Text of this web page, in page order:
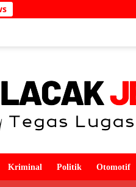
Kabar
Kriminal Politik Otomotif